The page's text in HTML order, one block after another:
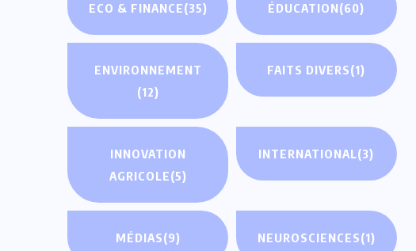
ECO & FINANCE(35) ÉDUCATION(60)
ENVIRONNEMENT
(12)
FAITS DIVERS(1)
INNOVATION
AGRICOLE(5)
INTERNATIONAL(3)
MÉDIAS(9) NEUROSCIENCES(1)